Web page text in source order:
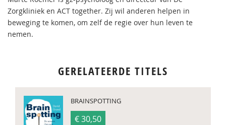
Zorgkliniek en ACT together. Zij wil anderen helpen in
beweging te komen, om zelf de regie over hun leven te
nemen.
GERELATEERDE TITELS
BRAINSPOTTING
€ 30,50